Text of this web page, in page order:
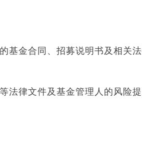
基金合同、招募说明书及相关
法律文件及基金管理人的风险提